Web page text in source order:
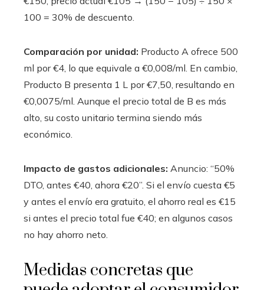
100 = 30% de descuento.
Comparación por unidad: Producto A ofrece 500
ml por €4, lo que equivale a €0,008/ml. En cambio,
Producto B presenta 1 L por €7,50, resultando en
€0,0075/ml. Aunque el precio total de B es más
alto, su costo unitario termina siendo más
económico.
Impacto de gastos adicionales: Anuncio: “50%
DTO, antes €40, ahora €20”. Si el envío cuesta €5
y antes el envío era gratuito, el ahorro real es €15
si antes el precio total fue €40; en algunos casos
no hay ahorro neto.
Medidas concretas que